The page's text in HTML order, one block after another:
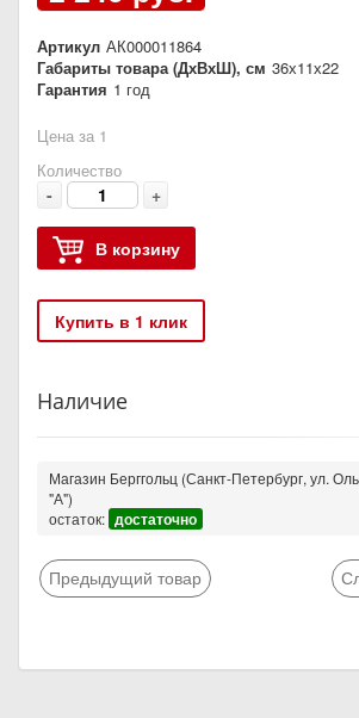
Артикул АК000011864
Габариты товара (ДхВхШ), см 36х11х22
Гарантия 1 год
Цена за 1
Количество
- +
В корзину
Купить в 1 клик
Наличие
Магазин Берггольц (Санкт-Петербург, ул.
"А")
остаток: достаточно
Предыдущий товар